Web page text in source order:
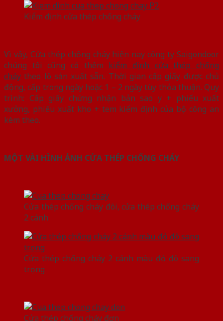
Kiểm định cửa thép chống cháy
Vì vậy, Cửa thép chống cháy hiện nay công ty Saigondoor
chúng tôi cũng có thêm kiểm định cửa thép chống
cháy theo lô sản xuất sẵn. Thời gian cấp giấy được chủ
động, cấp trong ngày hoặc 1 – 2 ngày tùy thỏa thuận. Quy
trình: Cấp giấy chứng nhận bản sao y + phiếu xuất
xưởng, phiếu xuất kho + tem kiểm định của bộ công an
kèm theo.
MỘT VÀI HÌNH ẢNH CỬA THÉP CHỐNG CHÁY
Cửa thép chống cháy đôi, cửa thép chống cháy
2 cánh
Cửa thép chống cháy 2 cánh màu đỏ đô sang
trọng
Cửa thép chống cháy đơn